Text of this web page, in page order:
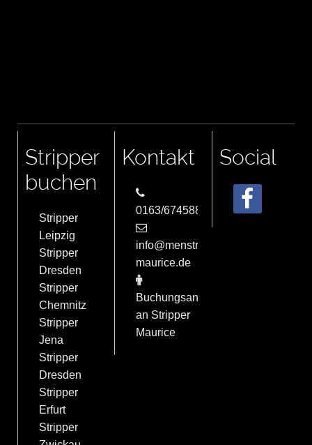
Stripper
buchen
Stripper
Leipzig
Stripper
Dresden
Stripper
Chemnitz
Stripper
Jena
Stripper
Dresden
Stripper
Erfurt
Stripper
Kontakt
0163/6745884
info@menstrip-
maurice.de
Buchungsanfrage
an Stripper
Maurice
Social